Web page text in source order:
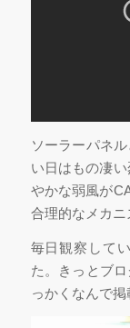
ソーラーパネ
い日はもの凄
やかな弱風が
合理的なメカニ
毎日観察して
た。きっとブ
っかくなんで